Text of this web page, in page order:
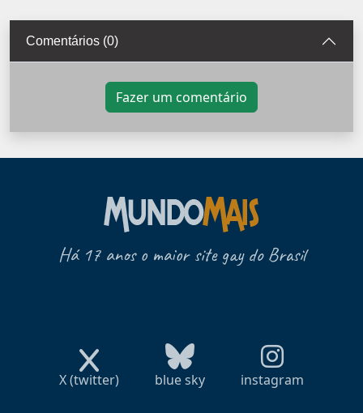
Comentários (0)
Fazer um comentário
Há 17 anos o maior site gay do Brasil
X (twitter) blue sky instagram